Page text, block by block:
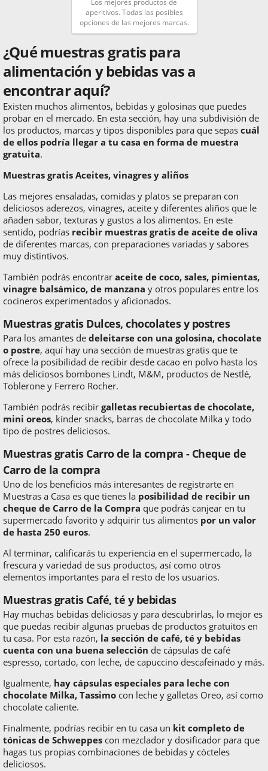
Los mejores productos de
aperitivos. Todas las posibles
opciones de las mejores marcas.
¿Qué muestras gratis para
alimentación y bebidas vas a
encontrar aquí?
Existen muchos alimentos, bebidas y golosinas que puedes
probar en el mercado. En esta sección, hay una subdivisión de
los productos, marcas y tipos disponibles para que sepas cuál
de ellos podría llegar a tu casa en forma de muestra
gratuita.
Muestras gratis Aceites, vinagres y aliños
Las mejores ensaladas, comidas y platos se preparan con
deliciosos aderezos, vinagres, aceite y diferentes aliños que le
añaden sabor, texturas y gustos a los alimentos. En este
sentido, podrías recibir muestras gratis de aceite de oliva
de diferentes marcas, con preparaciones variadas y sabores
muy distintivos.
También podrás encontrar aceite de coco, sales, pimientas,
vinagre balsámico, de manzana y otros populares entre los
cocineros experimentados y aficionados.
Muestras gratis Dulces, chocolates y postres
Para los amantes de deleitarse con una golosina, chocolate
o postre, aquí hay una sección de muestras gratis que te
ofrece la posibilidad de recibir desde cacao en polvo hasta los
más deliciosos bombones Lindt, M&M, productos de Nestlé,
Toblerone y Ferrero Rocher.
También podrás recibir galletas recubiertas de chocolate,
mini oreos, kínder snacks, barras de chocolate Milka y todo
tipo de postres deliciosos.
Muestras gratis Carro de la compra - Cheque de
Carro de la compra
Uno de los beneficios más interesantes de registrarte en
Muestras a Casa es que tienes la posibilidad de recibir un
cheque de Carro de la Compra que podrás canjear en tu
supermercado favorito y adquirir tus alimentos por un valor
de hasta 250 euros.
Al terminar, calificarás tu experiencia en el supermercado, la
frescura y variedad de sus productos, así como otros
elementos importantes para el resto de los usuarios.
Muestras gratis Café, té y bebidas
Hay muchas bebidas deliciosas y para descubrirlas, lo mejor es
que puedas recibir algunas pruebas de productos gratuitos en
tu casa. Por esta razón, la sección de café, té y bebidas
cuenta con una buena selección de cápsulas de café
espresso, cortado, con leche, de capuccino descafeinado y más.
Igualmente, hay cápsulas especiales para leche con
chocolate Milka, Tassimo con leche y galletas Oreo, así como
chocolate caliente.
Finalmente, podrías recibir en tu casa un kit completo de
tónicas de Schweppes con mezclador y dosificador para que
hagas tus propias combinaciones de bebidas y cócteles
deliciosos.